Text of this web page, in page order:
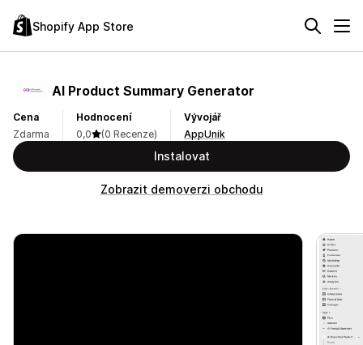
Shopify App Store
AI Product Summary Generator
Cena
Zdarma
Hodnocení
0,0
(0 Recenze)
Vývojář
AppUnik
Instalovat
Zobrazit demoverzi obchodu